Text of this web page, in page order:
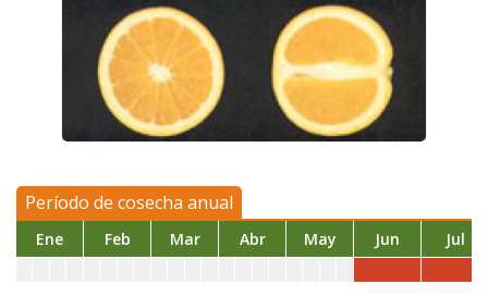
Período de cosecha anual
Ene Feb Mar Abr May Jun Jul